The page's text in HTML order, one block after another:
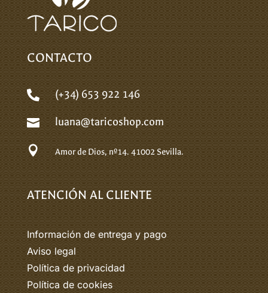
CONTACTO
 (+34) 653 922 146
 luana@taricoshop.com
 Amor de Dios, nº14.41002 Sevilla.
ATENCIÓN AL CLIENTE
Información de entrega y pago
Aviso legal
Política de privacidad
Política de cookies